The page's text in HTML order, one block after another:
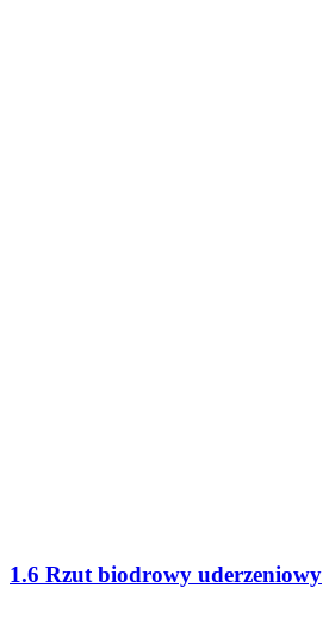
1.6 Rzut biodrowy uderzeniowy